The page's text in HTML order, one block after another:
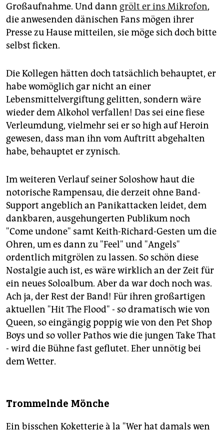
Großaufnahme. Und dann grölt er ins Mikrofon,
die anwesenden dänischen Fans mögen ihrer
Presse zu Hause mitteilen, sie möge sich doch bitte
selbst ficken.
Die Kollegen hätten doch tatsächlich behauptet, er
habe womöglich gar nicht an einer
Lebensmittelvergiftung gelitten, sondern wäre
wieder dem Alkohol verfallen! Das sei eine fiese
Verleumdung, vielmehr sei er so high auf Heroin
gewesen, dass man ihn vom Auftritt abgehalten
habe, behauptet er zynisch.
Im weiteren Verlauf seiner Soloshow haut die
notorische Rampensau, die derzeit ohne Band-
Support angeblich an Panikattacken leidet, dem
dankbaren, ausgehungerten Publikum noch
"Come undone" samt Keith-Richard-Gesten um die
Ohren, um es dann zu "Feel" und "Angels"
ordentlich mitgrölen zu lassen. So schön diese
Nostalgie auch ist, es wäre wirklich an der Zeit für
ein neues Soloalbum. Aber da war doch noch was.
Ach ja, der Rest der Band! Für ihren großartigen
aktuellen "Hit The Flood" - so dramatisch wie von
Queen, so eingängig poppig wie von den Pet Shop
Boys und so voller Pathos wie die jungen Take That
- wird die Bühne fast geflutet. Eher unnötig bei
dem Wetter.
Trommelnde Mönche
Ein bisschen Koketterie à la "Wer hat damals wen